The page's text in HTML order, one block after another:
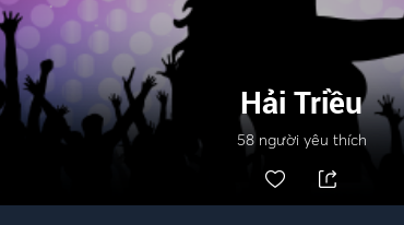
Hải Triều
58người yêu thích